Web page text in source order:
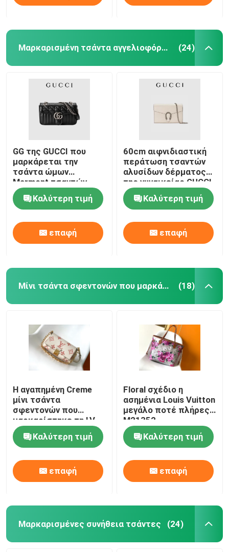
Μαρκαρισμένη τσάντα αγγελιοφόρων (24)
GG της GUCCI που
μαρκάρεται την
τσάντα ώμων
Marmont τσαντών
αγγελιοφόρων το
μικρό γεμισμένο
δέρμα
Καλύτερη τιμή
επαφή
60cm αιφνιδιαστική
περάτωση τσαντών
αλυσίδων δέρματος
της γυναικείας GUCCI
Dionysus μίνι
Καλύτερη τιμή
επαφή
Μίνι τσάντα σφεντονών που μαρκάρεται (18)
Η αγαπημένη Creme
μίνι τσάντα
σφεντονών που
μαρκαρίστηκε τη LV
αυξήθηκε Trianon δύο
δέρμα Empreinte
μονογραμμάτων
Καλύτερη τιμή
επαφή
Floral σχέδιο η
ασημένια Louis Vuitton
μεγάλο ποτέ πλήρες
M21352
Καλύτερη τιμή
επαφή
Μαρκαρισμένες συνήθεια τσάντες (24)